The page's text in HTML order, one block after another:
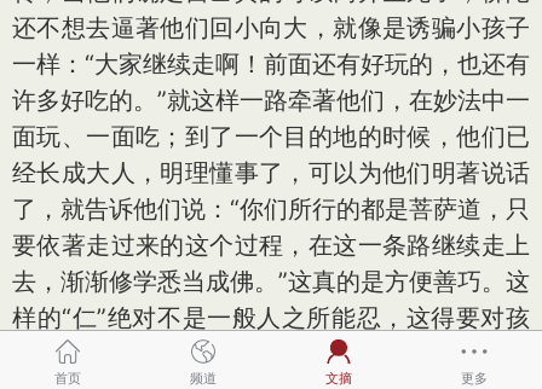
还不想去逼著他们回小向大，就像是诱骗小孩子
一样：“大家继续走啊！前面还有好玩的，也还有
许多好吃的。”就这样一路牵著他们，在妙法中一
面玩、一面吃；到了一个目的地的时候，他们已
经长成大人，明理懂事了，可以为他们明著说话
了，就告诉他们说：“你们所行的都是菩萨道，只
要依著走过来的这个过程，在这一条路继续走上
去，渐渐修学悉当成佛。”这真的是方便善巧。这
样的“仁”绝对不是一般人之所能忍，这得要对孩
子非常地疼爱、非常地怜惜，所以暂时遮覆这个
首页 频道 文摘 更多